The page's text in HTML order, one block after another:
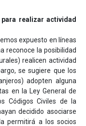
realizar actividad
expuesto en líneas
reconoce la posibilidad
realicen actividad
se sugiere que los
adopten alguna
en la Ley General de
Códigos Civiles de la
decidido asociarse
permitirá a los socios